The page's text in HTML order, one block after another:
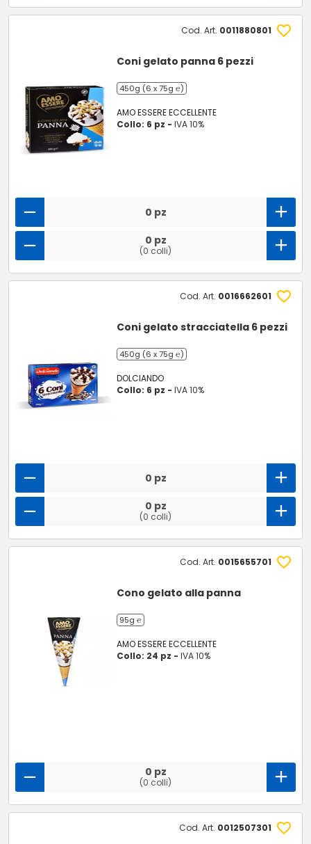
Cod. Art. 0011880801
Coni gelato panna 6 pezzi
450g (6 x 75g ℮)
AMO ESSERE ECCELLENTE
Collo: 6 pz -IVA 10%
0 pz
0 pz
(0 colli)
Cod. Art. 0016662601
Coni gelato stracciatella 6 pezzi
450g (6 x 75g ℮)
DOLCIANDO
Collo: 6 pz -IVA 10%
0 pz
0 pz
(0 colli)
Cod. Art. 0015655701
Cono gelato alla panna
95g ℮
AMO ESSERE ECCELLENTE
Collo: 24 pz -IVA 10%
0 pz
(0 colli)
Cod. Art. 0012507301